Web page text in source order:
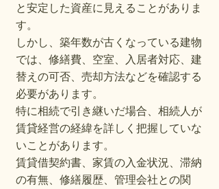
と安定した資産に見えることがありま
す。
しかし、築年数が古くなっている建物
では、修繕費、空室、入居者対応、建
替えの可否、売却方法などを確認する
必要があります。
特に相続で引き継いだ場合、相続人が
賃貸経営の経緯を詳しく把握していな
いことがあります。
賃貸借契約書、家賃の入金状況、滞納
の有無、修繕履歴、管理会社との関